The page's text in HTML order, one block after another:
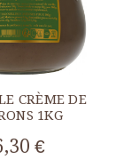
CRÈME DE
1KG
€